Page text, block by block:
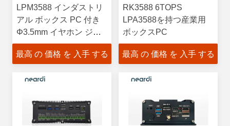
LPM3588 インダストリ
アル ボックス PC 付き
Φ3.5mm イヤホン ジャ
ック付き マイク付き L/R
オーディオ アウト
最高 の 価格 を 入手 する
RK3588 6TOPS
LPA3588を持つ産業用
ボックスPC
最高 の 価格 を 入手 する